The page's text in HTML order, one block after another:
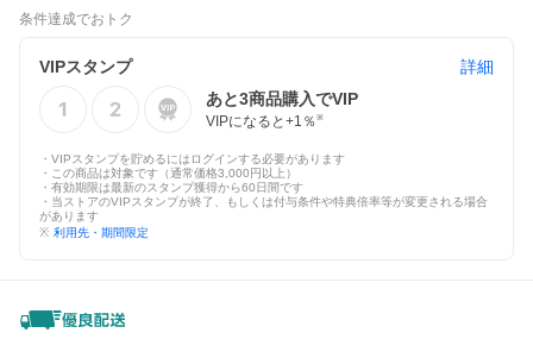
条件達成でおトク
VIPスタンプ
詳細
あと3商品購入でVIP
VIPになると+1 ％ ※
・VIPスタンプを貯めるにはログインする必要があります
・この商品は対象です（通常価格3,000円以上）
・有効期限は最新のスタンプ獲得から60日間です
・当ストアのVIPスタンプが終了、もしくは付与条件や特典倍率等が変更される場合
があります
※ 利用先・期間限定